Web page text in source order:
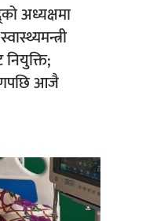
अध्यक्षमा
नियुक्ति;
आजै